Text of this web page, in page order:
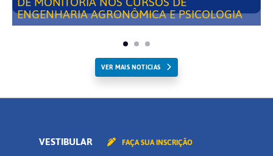
ENGENHARIA AGRONÔMICA E PSICOLOGIA
VER MAIS NOTICIAS
VESTIBULAR FAÇA SUA INSCRIÇÃO